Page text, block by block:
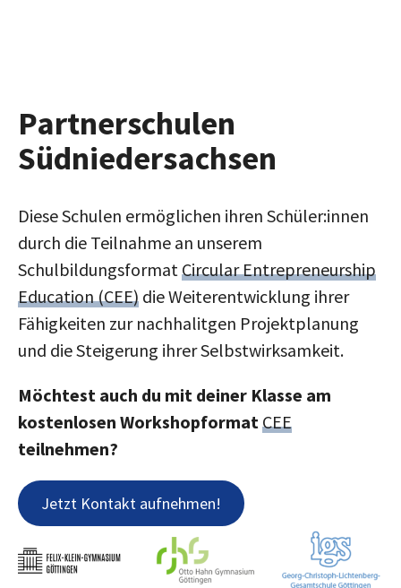
Partnerschulen
Südniedersachsen
Diese Schulen ermöglichen ihren Schüler:innen
durch die Teilnahme an unserem
Schulbildungsformat Circular Entrepreneurship
Education (CEE) die Weiterentwicklung ihrer
Fähigkeiten zur nachhalitgen Projektplanung
und die Steigerung ihrer Selbstwirksamkeit.
Möchtest auch du mit deiner Klasse am
kostenlosen Workshopformat CEE
teilnehmen?
Jetzt Kontakt aufnehmen!